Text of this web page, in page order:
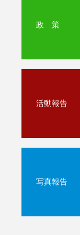
政 策
活動報告
写真報告